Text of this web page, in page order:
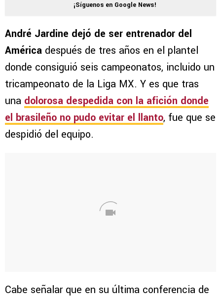
¡Síguenos en Google News!
André Jardine dejó de ser entrenador del
América después de tres años en el plantel
donde consiguió seis campeonatos, incluido un
tricampeonato de la Liga MX. Y es que tras
una dolorosa despedida con la afición donde
el brasileño no pudo evitar el llanto, fue que se
despidió del equipo.
Cabe señalar que en su última conferencia de